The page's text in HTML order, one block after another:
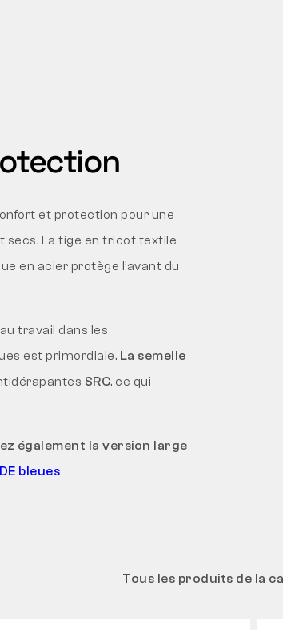
et protection pour une
secs. La tige en tricot textile
en acier protège l’avant du
travail dans les
est primordiale. La semelle
SRC, ce qui
également la version large
bleues
Tous les produits de la